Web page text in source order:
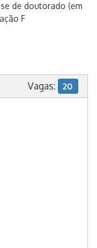
de doutorado (em
F
Vagas: 20